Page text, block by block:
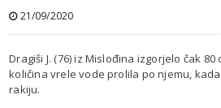
21/09/2020
Dragiši J. (76) iz Mislođina izgorjelo čak
količina vrele vode prolila po njemu,
rakiju.